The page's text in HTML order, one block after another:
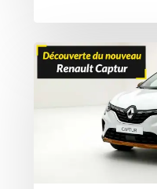
Présentation
vidéo